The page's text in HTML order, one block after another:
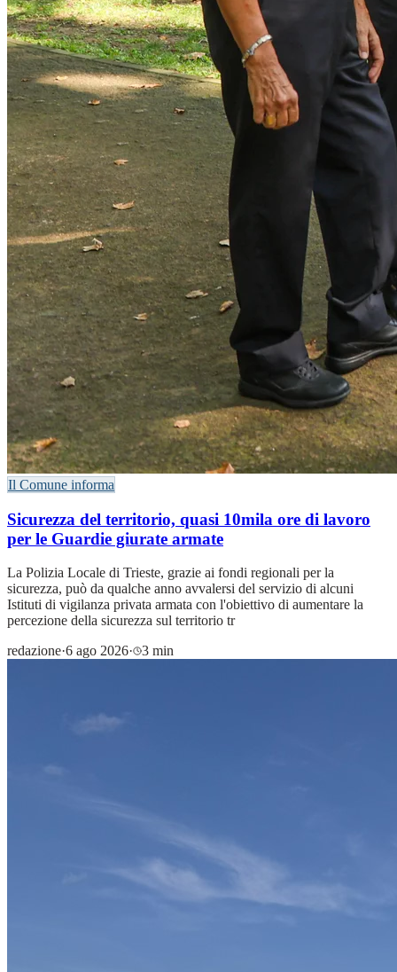
Il Comune informa
Sicurezza del territorio, quasi 10mila ore di lavoro
per le Guardie giurate armate
La Polizia Locale di Trieste, grazie ai fondi regionali per la
sicurezza, può da qualche anno avvalersi del servizio di alcuni
Istituti di vigilanza privata armata con l'obiettivo di aumentare la
percezione della sicurezza sul territorio tr
redazione·6 ago 2026· 3 min